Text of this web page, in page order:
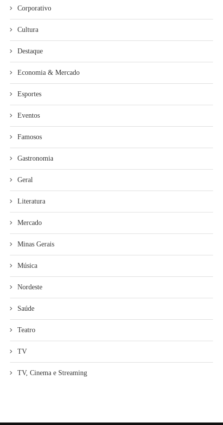
Corporativo
Cultura
Destaque
Economia & Mercado
Esportes
Eventos
Famosos
Gastronomia
Geral
Literatura
Mercado
Minas Gerais
Música
Nordeste
Saúde
Teatro
TV
TV, Cinema e Streaming